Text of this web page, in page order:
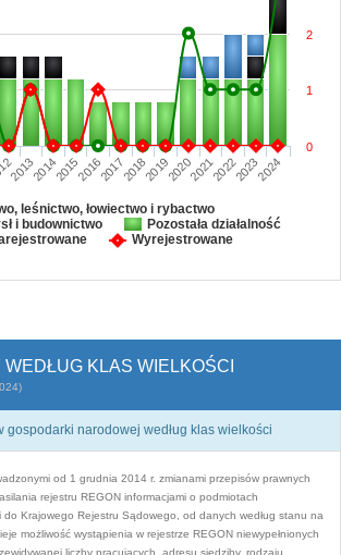
201320142015201620172018201920202021202220232024
0
1
2
leśnictwo, łowiectwo i rybactwo
i budownictwo
Pozostała działalność
Wyrejestrowane
WEDŁUG KLAS WIELKOŚCI
gospodarki narodowej według klas wielkości
od 1 grudnia 2014 r. zmianami przepisów prawnych
rejestru REGON informacjami o podmiotach
do Krajowego Rejestru Sądowego, od danych według stanu na
możliwość wystąpienia w rejestrze REGON niewypełnionych
liczby pracujących, adresu siedziby, rodzaju